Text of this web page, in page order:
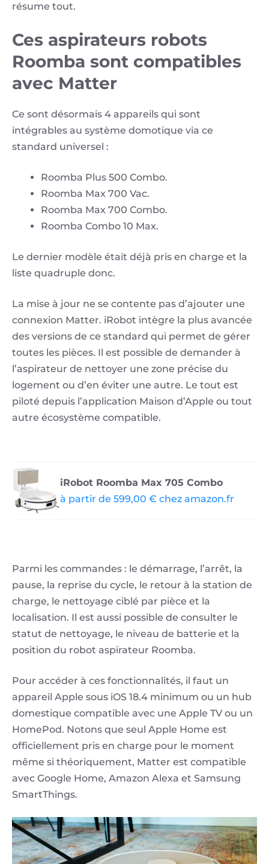
résume tout.
Ces aspirateurs robots
Roomba sont compatibles
avec Matter
Ce sont désormais 4 appareils qui sont
intégrables au système domotique via ce
standard universel :
Roomba Plus 500 Combo.
Roomba Max 700 Vac.
Roomba Max 700 Combo.
Roomba Combo 10 Max.
Le dernier modèle était déjà pris en charge et la
liste quadruple donc.
La mise à jour ne se contente pas d’ajouter une
connexion Matter. iRobot intègre la plus avancée
des versions de ce standard qui permet de gérer
toutes les pièces. Il est possible de demander à
l’aspirateur de nettoyer une zone précise du
logement ou d’en éviter une autre. Le tout est
piloté depuis l’application Maison d’Apple ou tout
autre écosystème compatible.
iRobot Roomba Max 705 Combo
à partir de 599,00 € chez amazon.fr
Parmi les commandes : le démarrage, l’arrêt, la
pause, la reprise du cycle, le retour à la station de
charge, le nettoyage ciblé par pièce et la
localisation. Il est aussi possible de consulter le
statut de nettoyage, le niveau de batterie et la
position du robot aspirateur Roomba.
Pour accéder à ces fonctionnalités, il faut un
appareil Apple sous iOS 18.4 minimum ou un hub
domestique compatible avec une Apple TV ou un
HomePod. Notons que seul Apple Home est
officiellement pris en charge pour le moment
même si théoriquement, Matter est compatible
avec Google Home, Amazon Alexa et Samsung
SmartThings.